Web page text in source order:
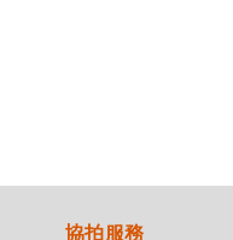
協拍服務